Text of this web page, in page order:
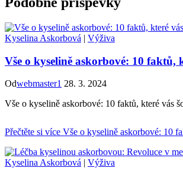
Kyselina Askorbová | Výživa
Vše o kyselině askorbové: 10 faktů,
Odwebmaster1 28. 3. 2024
Vše o kyselině askorbové: 10 faktů, které vás
Přečtěte si více Vše o kyselině askorbové: 10
Kyselina Askorbová | Výživa